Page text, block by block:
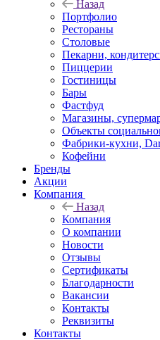
Назад
Портфолио
Рестораны
Столовые
Пекарни,
Пиццерии
Гостиницы
Бары
Фастфуд
Магазины,
Объекты
Фабрики-кухни,
Кофейни
Бренды
Акции
Компания
Назад
Компания
О компании
Новости
Отзывы
Сертификаты
Благодарности
Вакансии
Контакты
Реквизиты
Контакты